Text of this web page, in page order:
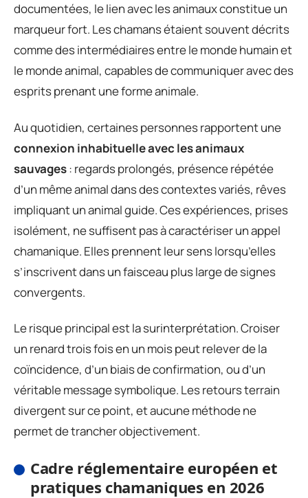
documentées, le lien avec les animaux constitue un
marqueur fort. Les chamans étaient souvent décrits
comme des intermédiaires entre le monde humain et
le monde animal, capables de communiquer avec des
esprits prenant une forme animale.
Au quotidien, certaines personnes rapportent une
connexion inhabituelle avec les animaux
sauvages: regards prolongés, présence répétée
d’un même animal dans des contextes variés, rêves
impliquant un animal guide. Ces expériences, prises
isolément, ne suffisent pas à caractériser un appel
chamanique. Elles prennent leur sens lorsqu’elles
s’inscrivent dans un faisceau plus large de signes
convergents.
Le risque principal est la surinterprétation. Croiser
un renard trois fois en un mois peut relever de la
coïncidence, d’un biais de confirmation, ou d’un
véritable message symbolique. Les retours terrain
divergent sur ce point, et aucune méthode ne
permet de trancher objectivement.
Cadre réglementaire européen et
pratiques chamaniques en 2026